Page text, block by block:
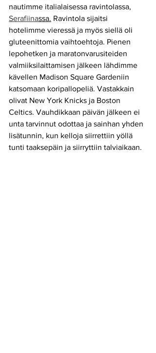
nautimme italialaisessa ravintolassa,
Serafiinassa. Ravintola sijaitsi
hotelimme vieressä ja myös siellä oli
gluteenittomia vaihtoehtoja. Pienen
lepohetken ja maratonvarusiteiden
valmiiksilaittamisen jälkeen lähdimme
kävellen Madison Square Gardeniin
katsomaan koripallopeliä. Vastakkain
olivat New York Knicks ja Boston
Celtics. Vauhdikkaan päivän jälkeen ei
unta tarvinnut odottaa ja sainhan yhden
lisätunnin, kun kelloja siirrettiin yöllä
tunti taaksepäin ja siirryttiin talviaikaan.